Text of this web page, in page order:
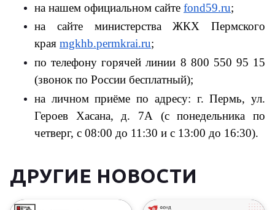
на нашем официальном сайте fond59.ru;
на сайте министерства ЖКХ Пермского
края mgkhb.permkrai.ru;
по телефону горячей линии 8 800 550 95 15
(звонок по России бесплатный);
на личном приёме по адресу: г. Пермь, ул.
Героев Хасана, д. 7А (с понедельника по
четверг, с 08:00 до 11:30 и с 13:00 до 16:30).
ДРУГИЕ НОВОСТИ